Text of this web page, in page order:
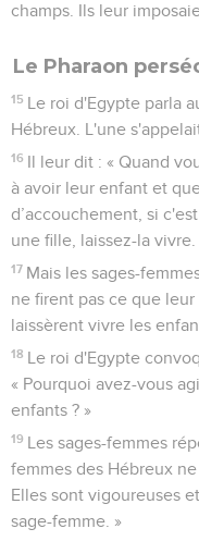
champs. Ils leur
Le Pharaon
15 Le roi d'Egypte parla
Hébreux. L'une
16 Il leur dit : « Quand
à avoir leur enfant et
d’accouchement, si
une fille, laissez-la vivre.
17 Mais les sages-
ne firent pas ce que
laissèrent vivre les
18 Le roi d'Egypte
« Pourquoi avez-vous
enfants ? »
19 Les sages-femmes
femmes des Hébreux
Elles sont vigoureuses
sage-femme. »